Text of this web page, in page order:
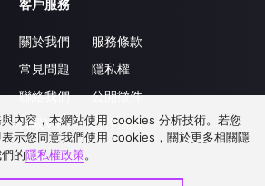
客戶服務
關於我們
常見問題
聯絡我們
升級VIP
服務條款
隱私權
公開徵件
合作洽談
內容，本網站使用 cookies 分析技術。若您
示您同意我們使用 cookies，關於更多相關隱
的隱私權政策。